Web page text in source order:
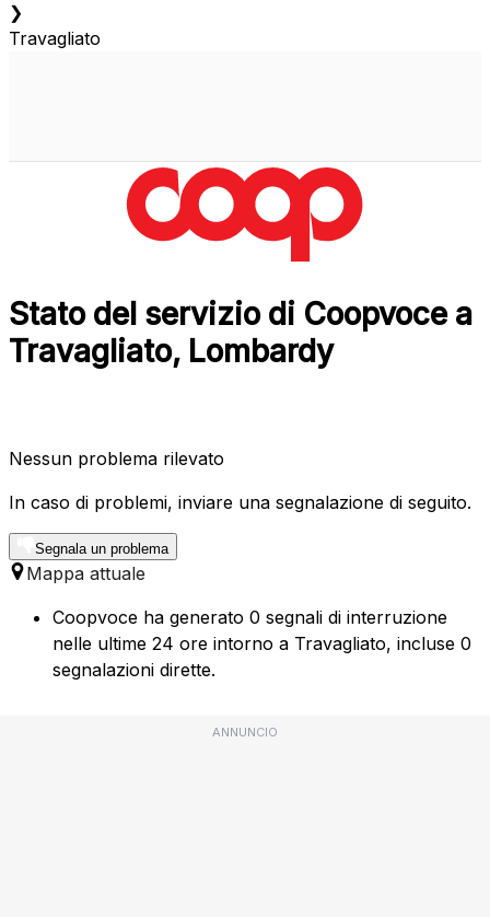
❯
Travagliato
Stato del servizio di Coopvoce a
Travagliato, Lombardy
Nessun problema rilevato
In caso di problemi, inviare una segnalazione di seguito.
Segnala un problema
Mappa attuale
Coopvoce ha generato 0 segnali di interruzione
nelle ultime 24 ore intorno a Travagliato, incluse 0
segnalazioni dirette.
ANNUNCIO